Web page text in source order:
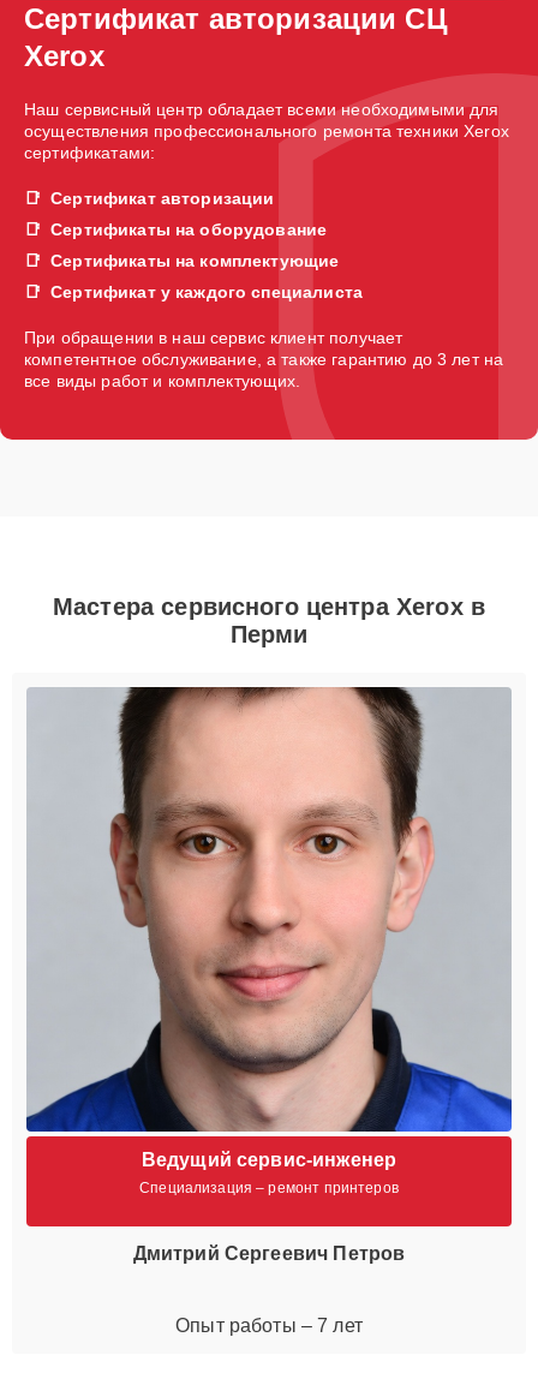
Сертификат авторизации СЦ
Xerox
Наш сервисный центр обладает всеми необходимыми для
осуществления профессионального ремонта техники Xerox
сертификатами:
Сертификат авторизации
Сертификаты на оборудование
Сертификаты на комплектующие
Сертификат у каждого специалиста
При обращении в наш сервис клиент получает
компетентное обслуживание, а также гарантию до 3 лет на
все виды работ и комплектующих.
Мастера сервисного центра Xerox в
Перми
Ведущий сервис-инженер
Специализация – ремонт принтеров
Дмитрий Сергеевич Петров
Опыт работы – 7 лет